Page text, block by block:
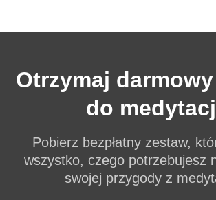
Otrzymaj
do
Pobierz bezpłatny zestaw,
wszystko, czego potrzebujesz
swojej przygody z